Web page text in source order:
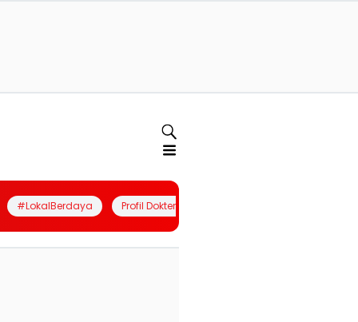
#LokalBerdaya Profil Dokter